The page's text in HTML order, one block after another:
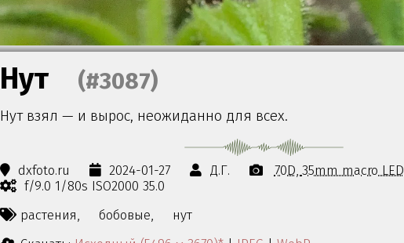
Нут (#3087)
Нут взял — и вырос, неожиданно для всех.
dxfoto.ru 2024-01-27 Д.Г. 70D 35mm macro LED
f/9.0 1/80s ISO2000 35.0
растения,
бобовые,
нут